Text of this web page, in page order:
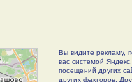
Вы видите рекламу,
вас системой
посещений других
других факторов.